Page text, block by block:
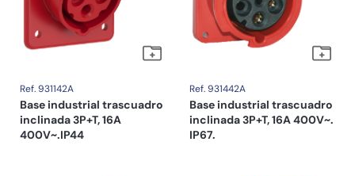
Ref. 931142A
Base industrial trascuadro
inclinada 3P+T, 16A
400V~.IP44
Ref. 931442A
Base industrial trascuadro
inclinada 3P+T, 16A 400V~.
IP67.